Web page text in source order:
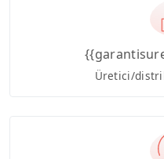
Üretici/